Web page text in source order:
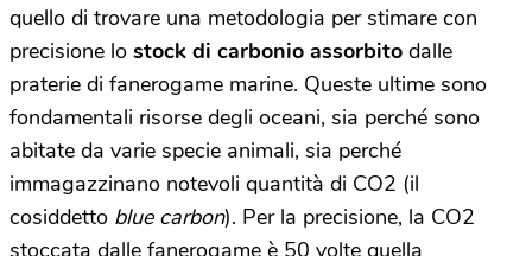
quello di trovare una metodologia per stimare con
precisione lo stock di carbonio assorbito dalle
praterie di fanerogame marine. Queste ultime sono
fondamentali risorse degli oceani, sia perché sono
abitate da varie specie animali, sia perché
immagazzinano notevoli quantità di CO2 (il
cosiddetto blue carbon). Per la precisione, la CO2
stoccata dalle fanerogame è 50 volte quella